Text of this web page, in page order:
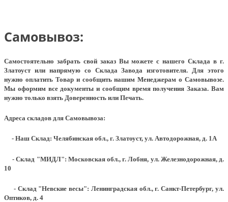
Самовывоз:
Самостоятельно забрать свой заказ Вы можете с нашего Склада в г.
Златоуст или напрямую со Склада Завода изготовителя. Для этого
нужно оплатить Товар и сообщить нашим Менеджерам о Самовывозе.
Мы оформим все документы и сообщим время получения Заказа. Вам
нужно только взять Доверенность или Печать.
Адреса складов для Самовывоза:
- Наш Склад: Челябинская обл., г. Златоуст, ул. Автодорожная, д. 1А
- Склад "МИДЛ": Московская обл., г. Лобня, ул. Железнодорожная, д.
10
- Склад "Невские весы": Ленинградская обл., г. Санкт-Петербург, ул.
Оптиков, д. 4